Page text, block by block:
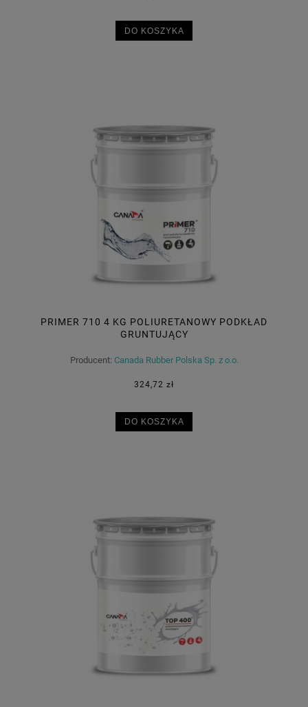
DO KOSZYKA
PRIMER 710 4 KG POLIURETANOWY PODKŁAD
GRUNTUJĄCY
Producent: Canada Rubber Polska Sp. z o.o.
324,72 zł
DO KOSZYKA